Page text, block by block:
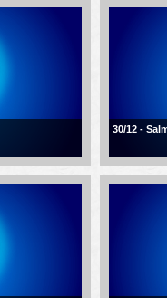
30/12 -